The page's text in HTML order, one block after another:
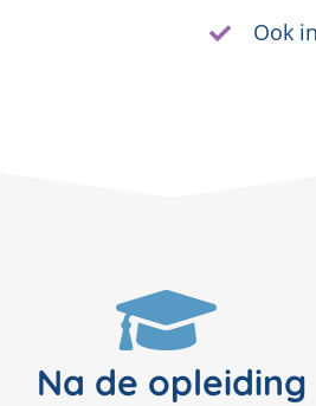
Ook
Na de opleiding